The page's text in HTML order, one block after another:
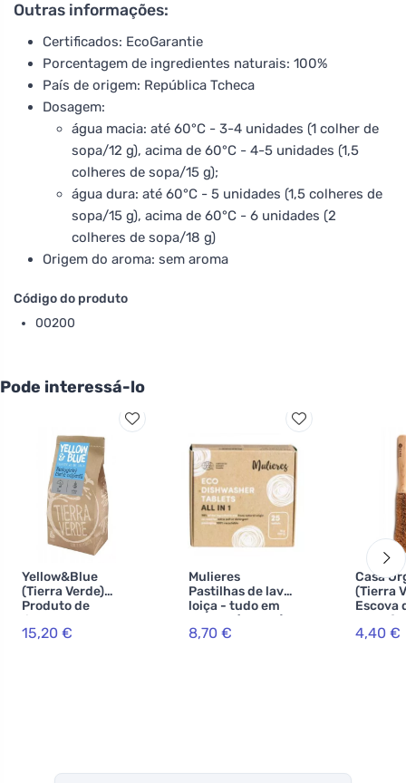
Outras informações:
Certificados: EcoGarantie
Porcentagem de ingredientes naturais: 100%
País de origem: República Tcheca
Dosagem:
água macia: até 60°C - 3-4 unidades (1 colher de
sopa/12 g), acima de 60°C - 4-5 unidades (1,5
colheres de sopa/15 g);
água dura: até 60°C - 5 unidades (1,5 colheres de
sopa/15 g), acima de 60°C - 6 unidades (2
colheres de sopa/18 g)
Origem do aroma: sem aroma
Código do produto
00200
Pode interessá-lo
Yellow&Blue
(Tierra Verde)
Produto de
limpeza de
resíduos
15,20 €
Mulieres
Pastilhas de lavar
loiça - tudo em
um BIO (25 pcs) -
com certificação
8,70 €
Casa
(Tierra
Escova
- feita
4,40 €